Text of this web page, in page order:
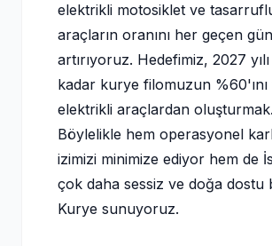
elektrikli motosiklet ve
araçların oranını her geçen gün
artırıyoruz. Hedefimiz, 2027
kadar kurye filomuzun %60'ını
elektrikli araçlardan oluşturmak.
Böylelikle hem operasyonel
izimizi minimize ediyor hem de
çok daha sessiz ve doğa dostu
Kurye sunuyoruz.